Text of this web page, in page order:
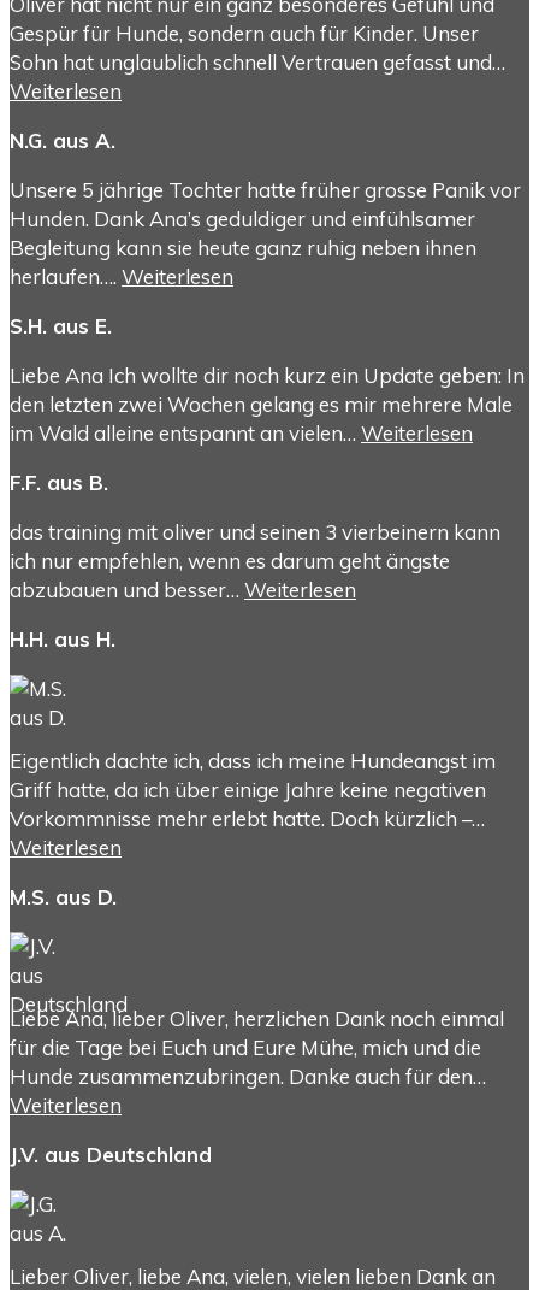
Gespür für Hunde, sondern auch für Kinder. Unser
Sohn hat unglaublich schnell Vertrauen gefasst und…
Weiterlesen
N.G. aus A.
Unsere 5 jährige Tochter hatte früher grosse Panik vor
Hunden. Dank Ana’s geduldiger und einfühlsamer
Begleitung kann sie heute ganz ruhig neben ihnen
herlaufen…. Weiterlesen
S.H. aus E.
Liebe Ana Ich wollte dir noch kurz ein Update geben: In
den letzten zwei Wochen gelang es mir mehrere Male
im Wald alleine entspannt an vielen… Weiterlesen
F.F. aus B.
das training mit oliver und seinen 3 vierbeinern kann
ich nur empfehlen, wenn es darum geht ängste
abzubauen und besser… Weiterlesen
H.H. aus H.
Eigentlich dachte ich, dass ich meine Hundeangst im
Griff hatte, da ich über einige Jahre keine negativen
Vorkommnisse mehr erlebt hatte. Doch kürzlich –…
Weiterlesen
M.S. aus D.
Liebe Ana, lieber Oliver, herzlichen Dank noch einmal
für die Tage bei Euch und Eure Mühe, mich und die
Hunde zusammenzubringen. Danke auch für den…
Weiterlesen
J.V. aus Deutschland
Lieber Oliver, liebe Ana, vielen, vielen lieben Dank an